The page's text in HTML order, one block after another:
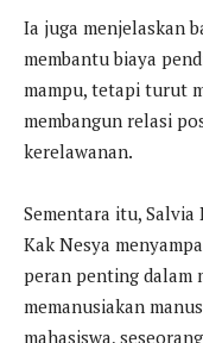
Ia juga menjelaskan
membantu biaya
mampu, tetapi turut
membangun relasi
kerelawanan.
Sementara itu, Salvia
Kak Nesya
peran penting dalam
memanusiakan
mahasiswa,